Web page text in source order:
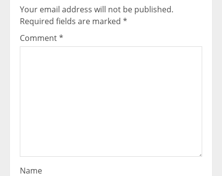
Your email address will not be published.
Required fields are marked *
Comment*
Name